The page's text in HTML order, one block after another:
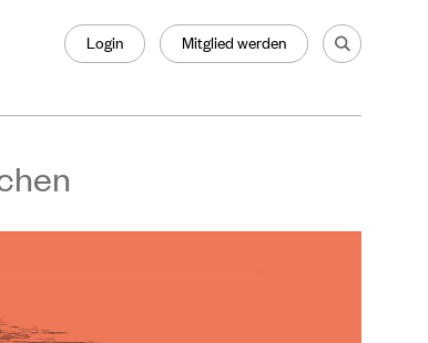
Login Mitglied werden